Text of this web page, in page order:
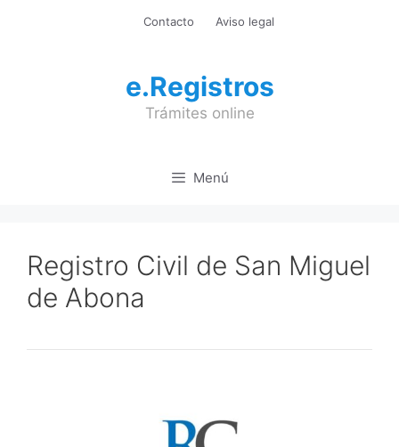
Contacto Aviso legal
e.Registros
Trámites online
Menú
Registro Civil de San Miguel
de Abona